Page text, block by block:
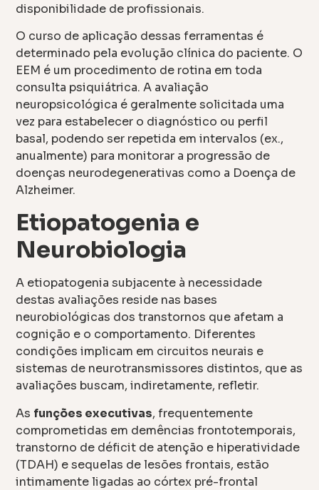
disponibilidade de profissionais.
O curso de aplicação dessas ferramentas é
determinado pela evolução clínica do paciente. O
EEM é um procedimento de rotina em toda
consulta psiquiátrica. A avaliação
neuropsicológica é geralmente solicitada uma
vez para estabelecer o diagnóstico ou perfil
basal, podendo ser repetida em intervalos (ex.,
anualmente) para monitorar a progressão de
doenças neurodegenerativas como a Doença de
Alzheimer.
Etiopatogenia e
Neurobiologia
A etiopatogenia subjacente à necessidade
destas avaliações reside nas bases
neurobiológicas dos transtornos que afetam a
cognição e o comportamento. Diferentes
condições implicam em circuitos neurais e
sistemas de neurotransmissores distintos, que as
avaliações buscam, indiretamente, refletir.
As funções executivas, frequentemente
comprometidas em demências frontotemporais,
transtorno de déficit de atenção e hiperatividade
(TDAH) e sequelas de lesões frontais, estão
intimamente ligadas ao córtex pré-frontal